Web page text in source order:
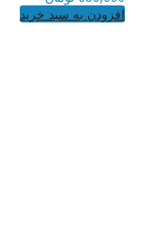
افزودن به سبد خرید